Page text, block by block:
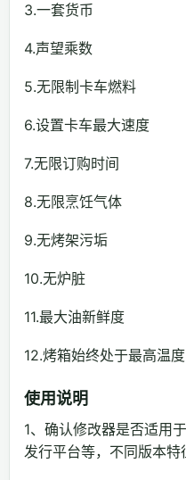
3.一套货币
4.声望乘数
5.无限制卡车燃料
6.设置卡车最大速度
7.无限订购时间
8.无限烹饪气体
9.无烤架污垢
10.无炉脏
11.最大油新鲜度
12.烤箱始终处于最高温度
使用说明
1、确认修改器是否适用
发行平台等，不同版本